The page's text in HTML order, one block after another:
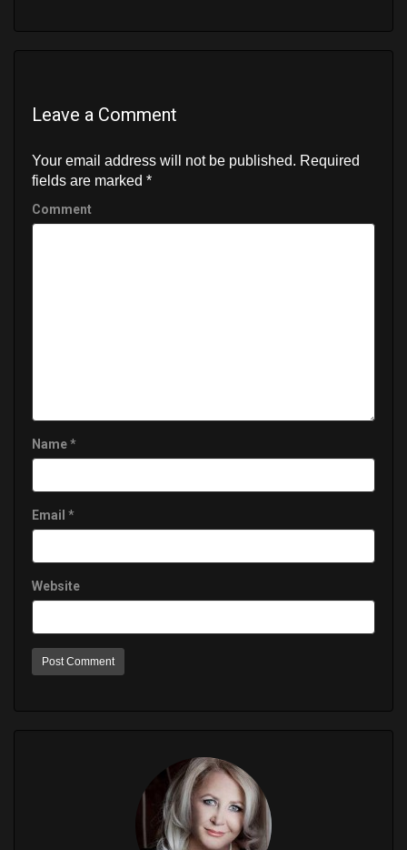
Leave a Comment
Your email address will not be published. Required
fields are marked *
Comment
Name*
Email *
Website